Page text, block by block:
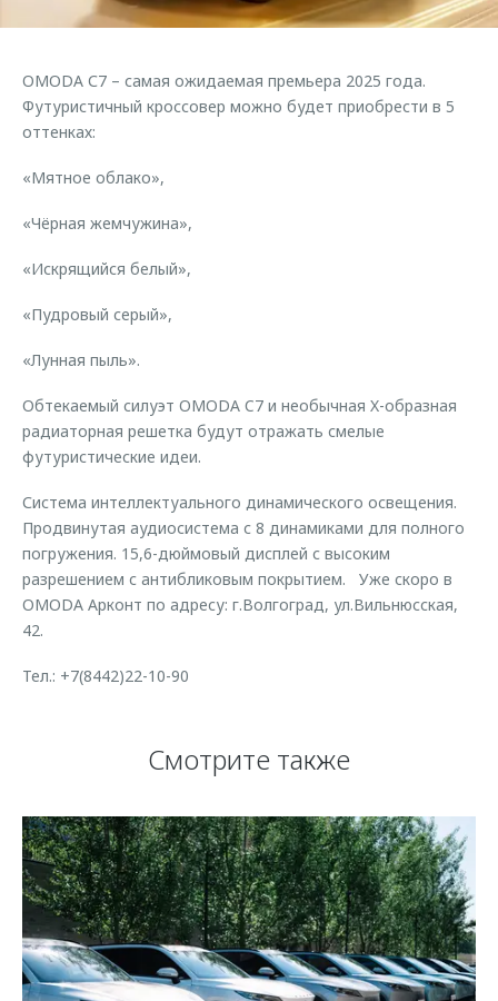
Страхование
Аксессуары
Одежда и сувениры
Оригинальные аксессуары
Клиентская поддержка
Клуб владельцев OMODA
Приложение O&J
Аксессуары
Одежда и сувениры
Оригинальные аксессуары
Обратная связь
OMODA С7 – самая ожидаемая премьера 2025 года.
Футуристичный кроссовер можно будет приобрести в 5
оттенках:
«Мятное облако»,
«Чёрная жемчужина»,
«Искрящийся белый»,
«Пудровый серый»,
«Лунная пыль».
Обтекаемый силуэт OMODA C7 и необычная X-образная
радиаторная решетка будут отражать смелые
футуристические идеи.
Система интеллектуального динамического освещения.
Продвинутая аудиосистема с 8 динамиками для полного
погружения. 15,6-дюймовый дисплей с высоким
разрешением с антибликовым покрытием. Уже скоро в
OMODA Арконт по адресу: г.Волгоград, ул.Вильнюсская,
42.
Тел.: +7(8442)22-10-90
Смотрите также